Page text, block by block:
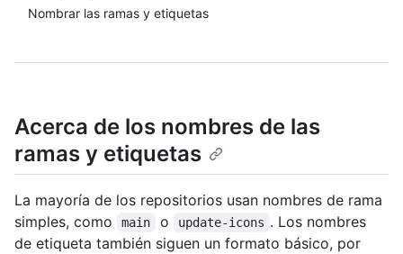
Nombrar las ramas y etiquetas
Acerca de los nombres de las
ramas y etiquetas
La mayoría de los repositorios usan nombres de rama
simples, como
main o update-icons . Los nombres
de etiqueta también siguen un formato básico, por